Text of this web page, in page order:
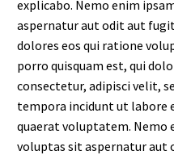
explicabo. Nemo enim
aspernatur aut odit aut
dolores eos qui ratione
porro quisquam est, qui
consectetur, adipisci velit,
tempora incidunt ut labore
quaerat voluptatem. Nemo
voluptas sit aspernatur aut